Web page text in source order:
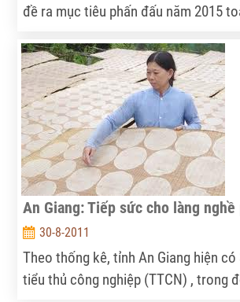
đề ra mục tiêu phấn đấu năm 2015
này, cần có sự nỗ lực lớn của cả hệ
Ông Trương Văn Sáu, Phó Chủ tịch
Long, Phó ban chỉ đạo Chương trình
của tỉnh trả lời NNVN về vấn đề này.
An Giang: Tiếp sức cho làng
30-8-2011
Theo thống kê, tỉnh An Giang hiện có
tiểu thủ công nghiệp (TTCN) , trong